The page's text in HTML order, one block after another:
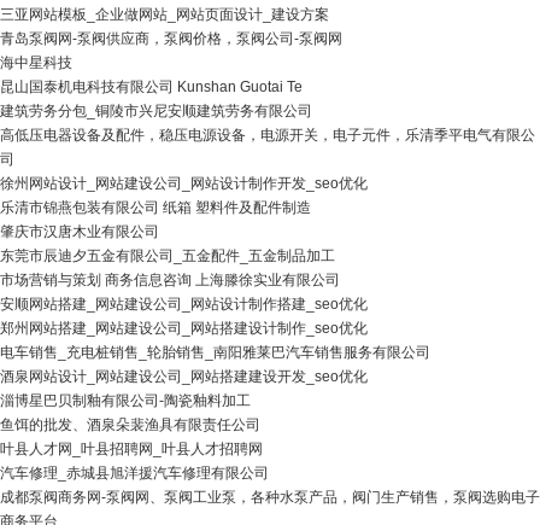
三亚网站模板_企业做网站_网站页面设计_建设方案
青岛泵阀网-泵阀供应商，泵阀价格，泵阀公司-泵阀网
海中星科技
昆山国泰机电科技有限公司 Kunshan Guotai Te
建筑劳务分包_铜陵市兴尼安顺建筑劳务有限公司
高低压电器设备及配件，稳压电源设备，电源开关，电子元件，乐清季平电气有限公
司
徐州网站设计_网站建设公司_网站设计制作开发_seo优化
乐清市锦燕包装有限公司 纸箱 塑料件及配件制造
肇庆市汉唐木业有限公司
东莞市辰迪夕五金有限公司_五金配件_五金制品加工
市场营销与策划 商务信息咨询 上海滕徐实业有限公司
安顺网站搭建_网站建设公司_网站设计制作搭建_seo优化
郑州网站搭建_网站建设公司_网站搭建设计制作_seo优化
电车销售_充电桩销售_轮胎销售_南阳雅莱巴汽车销售服务有限公司
酒泉网站设计_网站建设公司_网站搭建建设开发_seo优化
淄博星巴贝制釉有限公司-陶瓷釉料加工
鱼饵的批发、酒泉朵裴渔具有限责任公司
叶县人才网_叶县招聘网_叶县人才招聘网
汽车修理_赤城县旭洋援汽车修理有限公司
成都泵阀商务网-泵阀网、泵阀工业泵，各种水泵产品，阀门生产销售，泵阀选购电子
商务平台